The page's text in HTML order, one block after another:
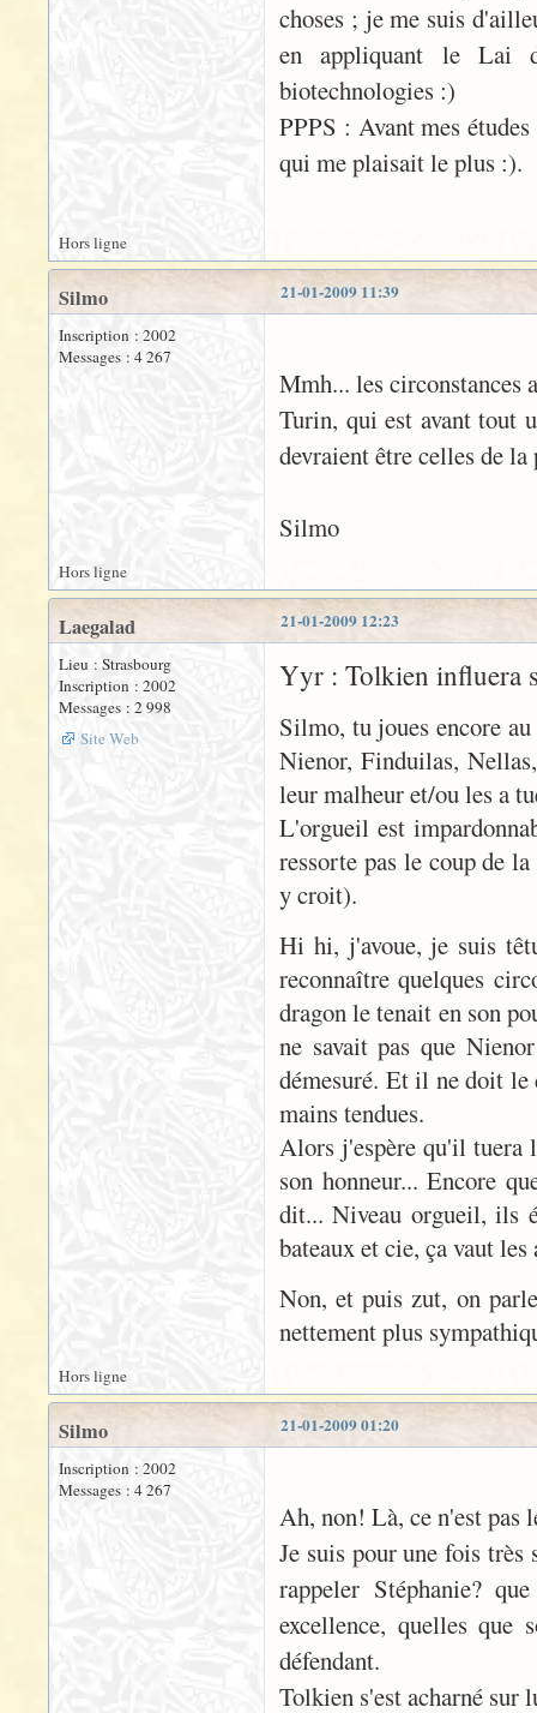
choses ; je me suis
en appliquant le Lai
biotechnologies :)
PPPS : Avant mes
qui me plaisait le plus :).
Hors ligne
21-01-2009 11:39
Silmo
Inscription : 2002
Messages : 4 267
Mmh... les circonstances
Turin, qui est avant tout
devraient être celles de
Silmo
Hors ligne
21-01-2009 12:23
Laegalad
Lieu : Strasbourg
Inscription : 2002
Messages : 2 998
Site Web
Yyr : Tolkien influera
Silmo, tu joues encore
Nienor, Finduilas,
leur malheur et/ou les a
L'orgueil est
ressorte pas le coup de
y croit).
Hi hi, j'avoue, je suis
reconnaître quelques
dragon le tenait en son
ne savait pas que
démesuré. Et il ne doit le
mains tendues.
Alors j'espère qu'il tuera
son honneur... Encore
dit... Niveau orgueil, ils
bateaux et cie, ça vaut
Non, et puis zut, on
nettement plus
Hors ligne
21-01-2009 01:20
Silmo
Inscription : 2002
Messages : 4 267
Ah, non! Là, ce n'est pas
Je suis pour une fois
rappeler Stéphanie?
excellence, quelles
défendant.
Tolkien s'est acharné sur